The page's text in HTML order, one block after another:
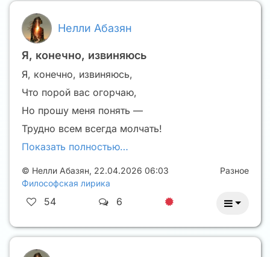
Нелли Абазян
Я, конечно, извиняюсь
Я, конечно, извиняюсь,
Что порой вас огорчаю,
Но прошу меня понять —
Трудно всем всегда молчать!
Показать полностью…
© Нелли Абазян, 22.04.2026 06:03
Философская лирика
Разное
54 6